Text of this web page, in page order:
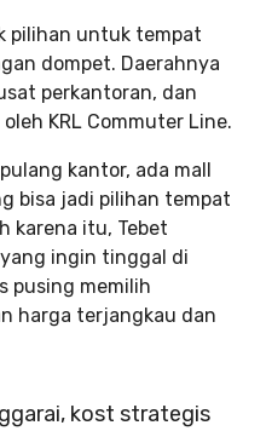
pilihan untuk tempat
dompet. Daerahnya
perkantoran, dan
KRL Commuter Line.
kantor, ada mall
bisa jadi pilihan tempat
karena itu, Tebet
ingin tinggal di
pusing memilih
harga terjangkau dan
kost strategis